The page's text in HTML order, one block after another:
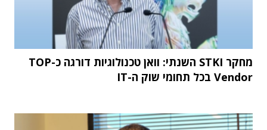
מחקר STKI השנתי: וואן טכנולוגיות דורגה כ-TOP
Vendor בכל תחומי שוק ה-IT